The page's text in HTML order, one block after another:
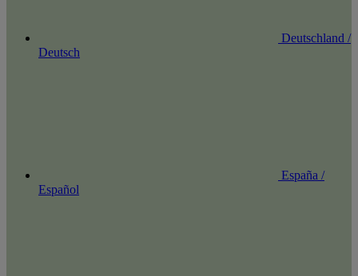
Deutschland /
Deutsch
España /
Español